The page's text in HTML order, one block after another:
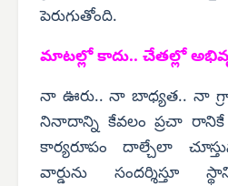
పెరుగుతోంది.
మాటల్లో కాదు.. చేతల్లో
నా ఊరు.. నా బాధ్యత.. నా
నినాదాన్ని కేవలం ప్రచా
కార్యరూపం దాల్చేలా
వార్డును సందర్శిస్తూ